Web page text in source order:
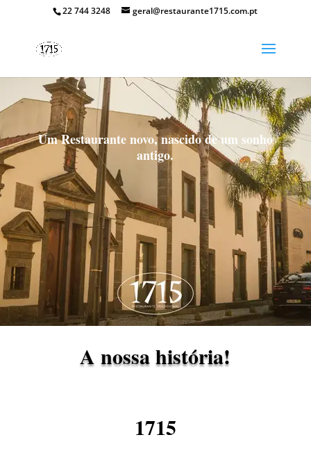
22 744 3248 geral@restaurante1715.com.pt
Um Restaurante novo, nascido de um sonho
antigo.
A nossa história!
1715